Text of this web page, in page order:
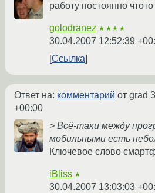
работу постоянно
golodranez ★★★★
30.04.2007 12:52:39
Ссылка
Ответ на: комментарий от grad
+00:00
> Всё-таки между
мобильными есть
Ключевое слово
iBliss ★
30.04.2007 13:03:03